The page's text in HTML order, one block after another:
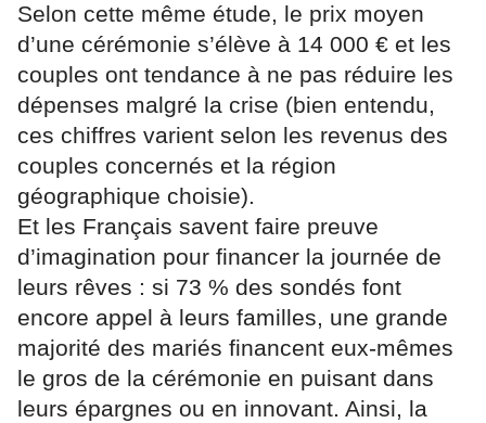
Selon cette même étude, le prix moyen
d’une cérémonie s’élève à 14 000 € et les
couples ont tendance à ne pas réduire les
dépenses malgré la crise (bien entendu,
ces chiffres varient selon les revenus des
couples concernés et la région
géographique choisie).
Et les Français savent faire preuve
d’imagination pour financer la journée de
leurs rêves : si 73 % des sondés font
encore appel à leurs familles, une grande
majorité des mariés financent eux-mêmes
le gros de la cérémonie en puisant dans
leurs épargnes ou en innovant. Ainsi, la